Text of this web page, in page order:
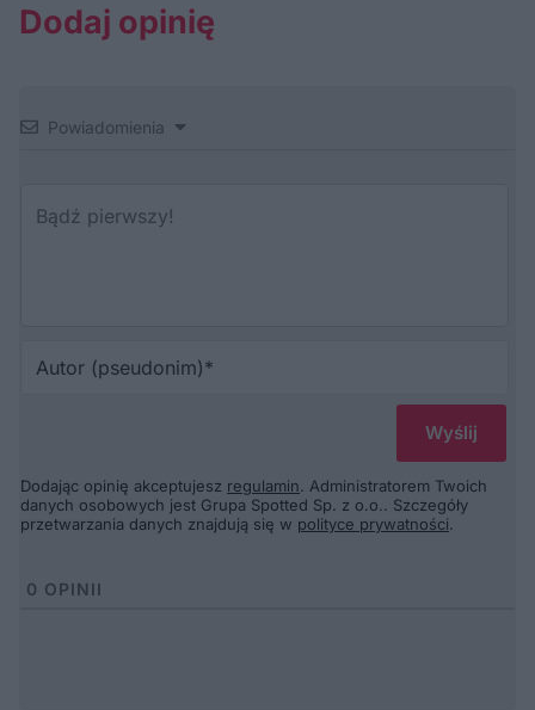
Dodaj opinię
Powiadomienia
Dodając opinię akceptujesz regulamin. Administratorem Twoich
danych osobowych jest Grupa Spotted Sp. z o.o.. Szczegóły
przetwarzania danych znajdują się w polityce prywatności.
0 OPINII